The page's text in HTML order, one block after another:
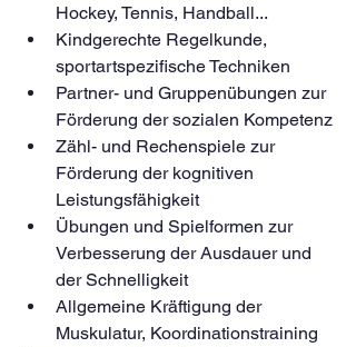
Hockey, Tennis, Handball...
Kindgerechte Regelkunde,
sportartspezifische Techniken
Partner- und Gruppenübungen zur
Förderung der sozialen Kompetenz
Zähl- und Rechenspiele zur
Förderung der kognitiven
Leistungsfähigkeit
Übungen und Spielformen zur
Verbesserung der Ausdauer und
der Schnelligkeit
Allgemeine Kräftigung der
Muskulatur, Koordinationstraining